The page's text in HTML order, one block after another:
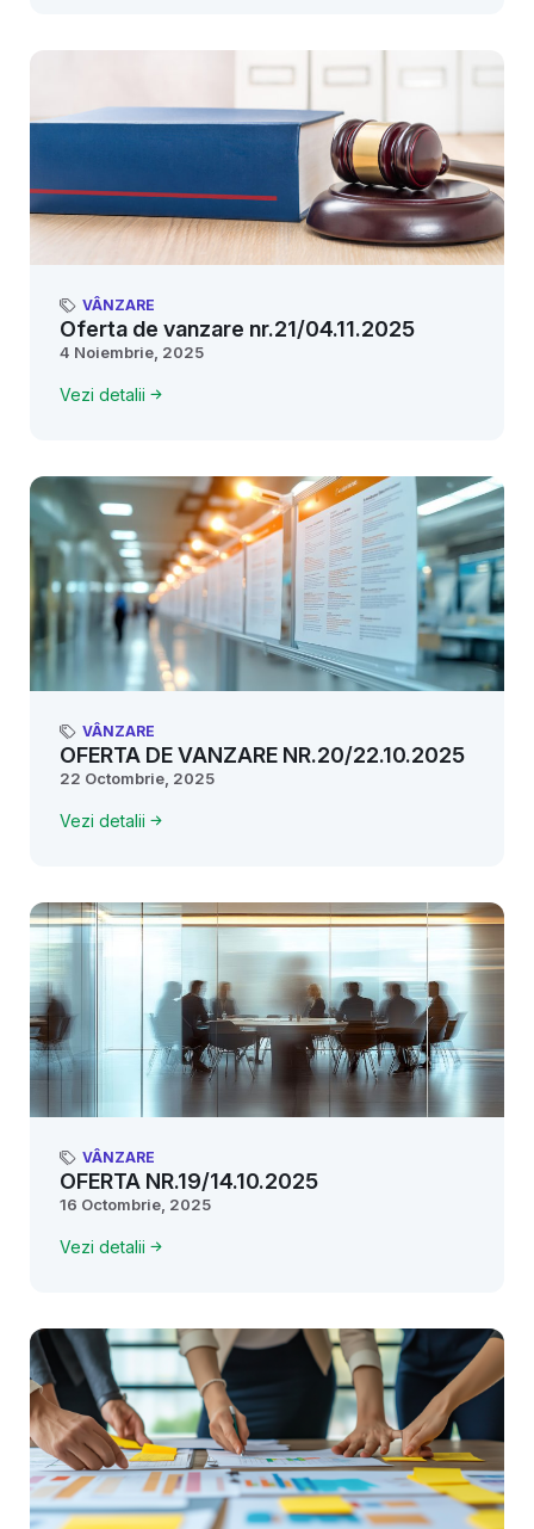
VÂNZARE
Oferta de vanzare nr.21/04.11.2025
4 Noiembrie, 2025
Vezi detalii
VÂNZARE
OFERTA DE VANZARE NR.20/22.10.2025
22 Octombrie, 2025
Vezi detalii
VÂNZARE
OFERTA NR.19/14.10.2025
16 Octombrie, 2025
Vezi detalii